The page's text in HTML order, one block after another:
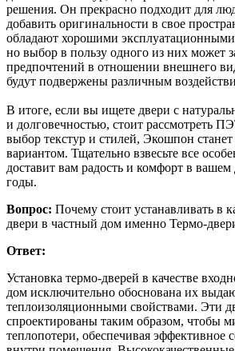
решения. Он прекрасно подходит для
добавить оригинальности в свое
обладают хорошими эксплуатационными
но выбор в пользу одного из них может
предпочтений в отношении внешнего
будут подвержены различным
В итоге, если вы ищете двери с
и долговечностью, стоит рассмотреть
выбор текстур и стилей, Экошпон
вариантом. Тщательно взвесьте все
доставит вам радость и комфорт в
годы.
Вопрос: Почему стоит устанавливать в
двери в частный дом именно Термо-
Ответ:
Установка термо-дверей в качестве
дом исключительно обоснована их
теплоизоляционными свойствами. Эти
спроектированы таким образом, чтобы
теплопотери, обеспечивая эффективное